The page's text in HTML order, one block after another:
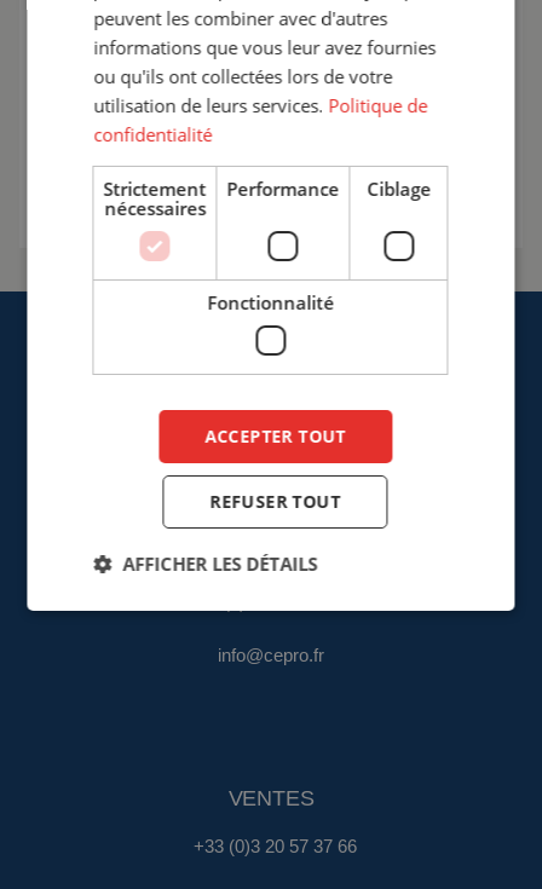
travail de soudage.
+33 (0)3 20 57 37 66
info@cepro.fr
Entrer en contact
217, Boulevard de la Liberté
F-59800 Lille
info@cepro.fr
VENTES
+33 (0)3 20 57 37 66
peuvent les combiner avec d'autres
informations que vous leur avez fournies
ou qu'ils ont collectées lors de votre
utilisation de leurs services. Politique de
confidentialité
Strictement
nécessaires
Performance Ciblage
Fonctionnalité
ACCEPTER TOUT
REFUSER TOUT
AFFICHER LES DÉTAILS